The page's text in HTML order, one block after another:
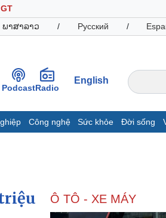
ພາສາລາວ / Русский /
PodcastRadio
English
Công nghệ Sức khỏe Đời sống
Chứng
Giá cà
Ô TÔ - XE MÁY